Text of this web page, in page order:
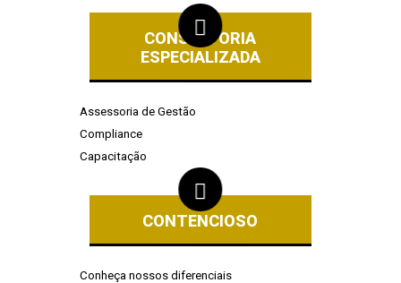
CONSULTORIA
ESPECIALIZADA
Assessoria de Gestão
Compliance
Capacitação
CONTENCIOSO
Conheça nossos diferenciais